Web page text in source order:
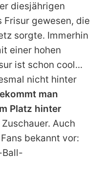
diesjährigen
Frisur gewesen, die
sorgte. Immerhin
einer hohen
ist schon cool...
nicht hinter
man
Platz hinter
Auch
bekannt vor:
Ball-